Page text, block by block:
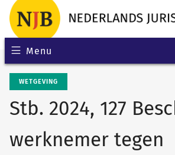
Menu
WETGEVING
Stb. 2024, 127
werknemer tegen